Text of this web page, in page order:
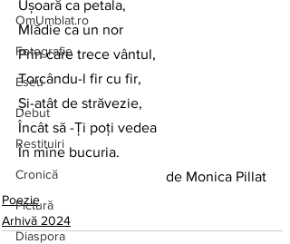
OmUmblat.ro
Fotografie
Eseu
Debut
Restituiri
Cronică
Pictură
Diaspora
Ușoară ca petala,
Mlădie ca un nor
Prin care trece vântul,
Torcându-l fir cu fir,
Și-atât de străvezie,
Încât să -Ți poți vedea
În mine bucuria.
de Monica Pillat
Poezie
Arhivă 2024